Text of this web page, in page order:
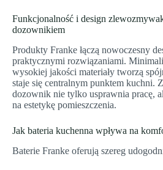
Funkcjonalność i design
dozownikiem
Produkty Franke łączą nowoczesny
praktycznymi rozwiązaniami.
wysokiej jakości materiały tworzą
staje się centralnym punktem kuchni.
dozownik nie tylko usprawnia pracę,
na estetykę pomieszczenia.
Jak bateria kuchenna wpływa na
Baterie Franke oferują szereg